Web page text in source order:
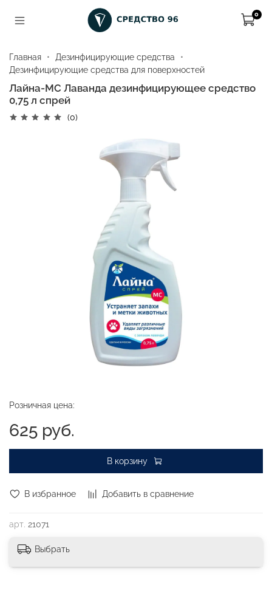
0
Главная
Дезинфицирующие средства
Дезинфицирующие средства для поверхностей
Лайна-МС Лаванда дезинфицирующее средство
0,75 л спрей
(0)
В избранное Добавить в сравнение
арт. 21071
Розничная цена:
625 руб.
В корзину
Выбрать